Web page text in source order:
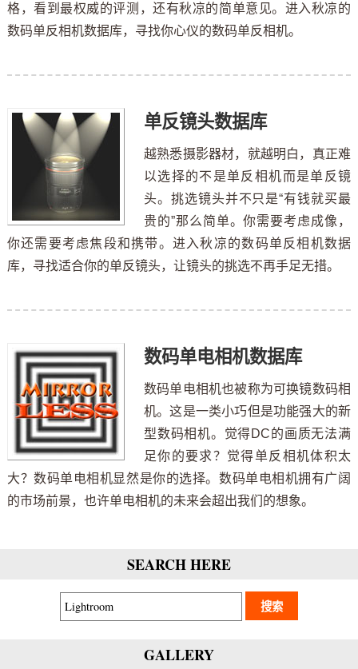
格，看到最权威的评测，还有秋凉的简单意见。进入秋凉的
数码单反相机数据库，寻找你心仪的数码单反相机。
单反镜头数据库
越熟悉摄影器材，就越明白，真正难
以选择的不是单反相机而是单反镜
头。挑选镜头并不只是“有钱就买最
贵的”那么简单。你需要考虑成像，
你还需要考虑焦段和携带。进入秋凉的数码单反相机数据
库，寻找适合你的单反镜头，让镜头的挑选不再手足无措。
数码单电相机数据库
数码单电相机也被称为可换镜数码相
机。这是一类小巧但是功能强大的新
型数码相机。觉得DC的画质无法满
足你的要求？觉得单反相机体积太
大？数码单电相机显然是你的选择。数码单电相机拥有广阔
的市场前景，也许单电相机的未来会超出我们的想象。
SEARCH HERE
GALLERY